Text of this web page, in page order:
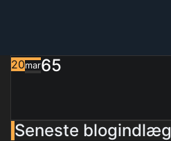
20mar65
Seneste blogindlæg